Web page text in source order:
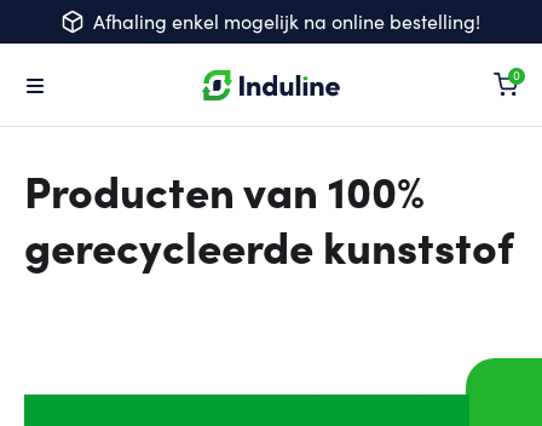
Afhaling enkel mogelijk na online bestelling!
Producten van 100%
gerecycleerde kunststof